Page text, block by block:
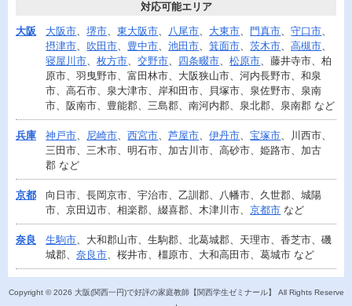
対応可能エリア
大阪 大阪市、堺市、東大阪市、 八尾市、 大東市、 門真市、守口市、
摂津市、 吹田市、 豊中市、池田市、箕面市、茨木市、高槻市、
寝屋川市、枚方市、交野市、 四条畷市、松原市、藤井寺市、柏
原市、羽曳野市、富田林市、大阪狭山市、河内長野市、和泉
市、高石市、泉大津市、岸和田市、貝塚市、泉佐野市、泉南
市、阪南市、豊能郡、三島郡、南河内郡、泉北郡、泉南郡 など
兵庫 神戸市、 尼崎市、西宮市、芦屋市、伊丹市、宝塚市、川西市、
三田市、三木市、明石市、加古川市、高砂市、姫路市、加古
郡 など
京都
向日市、長岡京市、宇治市、乙訓郡、八幡市、久世郡、城陽
市、京田辺市、相楽郡、綴喜郡、木津川市、京都市 など
奈良 生駒市、大和郡山市、生駒郡、北葛城郡、天理市、香芝市、磯
城郡、奈良市、桜井市、橿原市、大和高田市、葛城市 など
Copyright ©2026 大阪(関西一円)で好評の家庭教師【関西学生ゼミナール】
All Rights Reserve